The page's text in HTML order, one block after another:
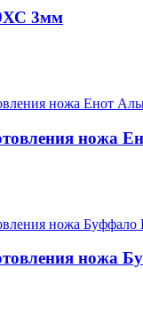
3мм
ножа
ножа